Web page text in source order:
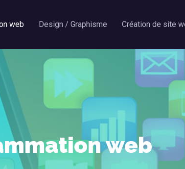
web Design / Graphisme Création de site
web